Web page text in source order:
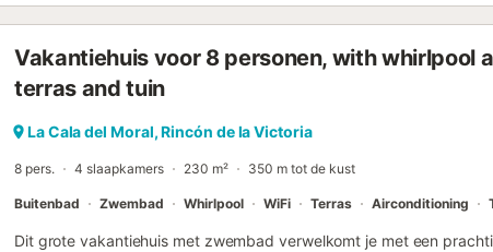
Vakantiehuis voor 8 personen, with whirlpool
terras and tuin
La Cala del Moral, Rincón de la Victoria
8 pers. 4 slaapkamers 230 m² 350 m tot de kust
Buitenbad Zwembad Whirlpool WiFi Terras Airconditioning
Dit grote vakantiehuis met zwembad verwelkomt je met een